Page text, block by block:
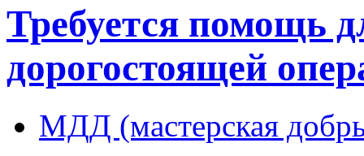
Требуется помощь
дорогостоящей
МДД (мастерская